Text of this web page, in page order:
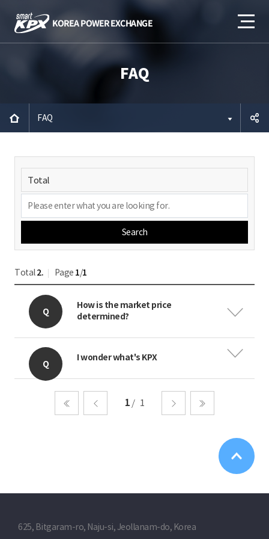
FAQ
FAQ
Search
Total2. Page 1/1
How is the market price
determined?
I wonder what's KPX
1 1
625, Bitgaram-ro, Naju-si, Jeollanam-do, Korea